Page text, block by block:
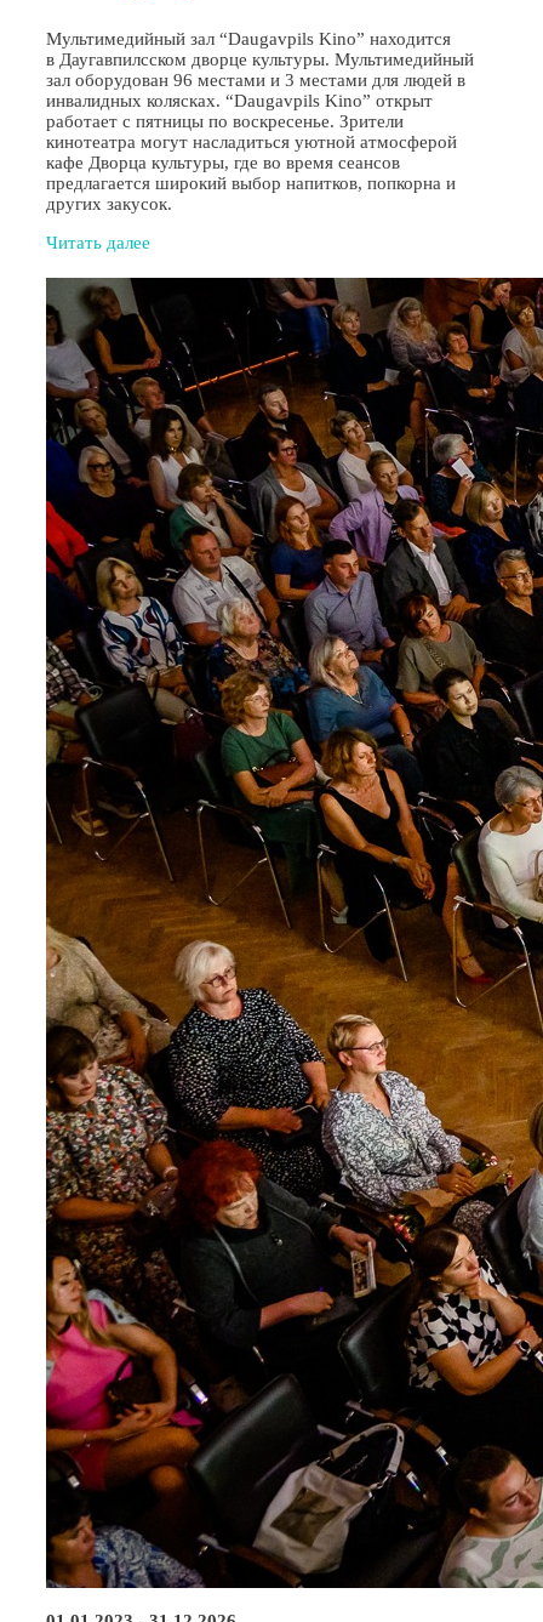
Мультимедийный зал “Daugavpils Kino” находится
в Даугавпилсском дворце культуры. Мультимедийный
зал оборудован 96 местами и 3 местами для людей в
инвалидных колясках. “Daugavpils Kino” открыт
работает с пятницы по воскресенье. Зрители
кинотеатра могут насладиться уютной атмосферой
кафе Дворца культуры, где во время сеансов
предлагается широкий выбор напитков, попкорна и
других закусок.
Читать далее